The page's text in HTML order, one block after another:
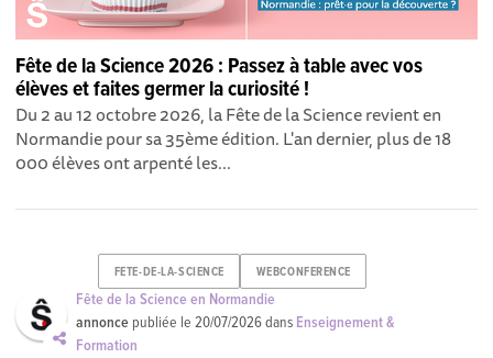
Fête de la Science 2026 : Passez à table avec vos
élèves et faites germer la curiosité !
Du 2 au 12 octobre 2026, la Fête de la Science revient en
Normandie pour sa 35ème édition. L'an dernier, plus de 18
000 élèves ont arpenté les...
FETE-DE-LA-SCIENCE WEBCONFERENCE
Fête de la Science en Normandie
annonce publiée le20/07/2026dans Enseignement &
Formation